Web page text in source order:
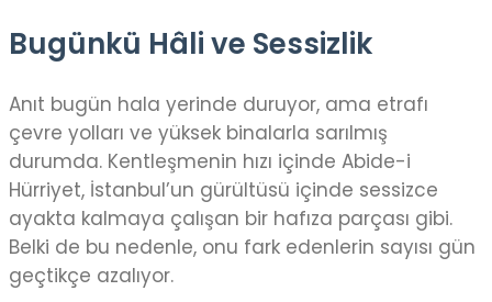
Bugünkü Hâli ve Sessizlik
Anıt bugün hala yerinde duruyor, ama etrafı
çevre yolları ve yüksek binalarla sarılmış
durumda. Kentleşmenin hızı içinde Abide-i
Hürriyet, İstanbul’un gürültüsü içinde sessizce
ayakta kalmaya çalışan bir hafıza parçası gibi.
Belki de bu nedenle, onu fark edenlerin sayısı gün
geçtikçe azalıyor.